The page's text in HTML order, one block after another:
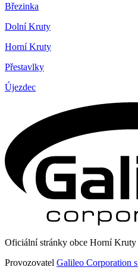
Březinka
Dolní Kruty
Horní Kruty
Přestavlky
Újezdec
Oficiální stránky obce Horní
Provozovatel Galileo Corporation